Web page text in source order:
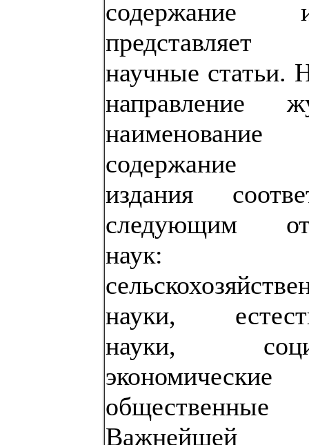
содержание
представляет
научные статьи.
направление
содержание
издания
следующим
наук:
науки,
науки,
общественные
Важнейшей